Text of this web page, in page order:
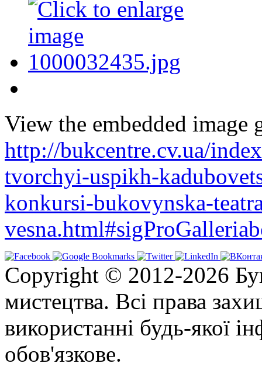
View the embedded image
http://bukcentre.cv.ua/
tvorchyi-uspikh-
konkursi-bukovynska-
Copyright © 2012-2026
мистецтва. Всі права
використанні будь-якої
обов'язкове.